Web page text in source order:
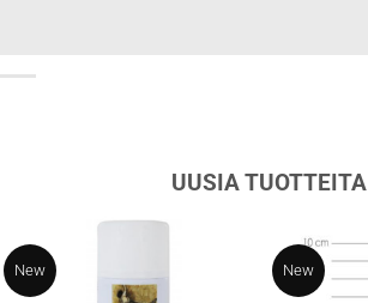
UUSIA TUOTTEITA
New New